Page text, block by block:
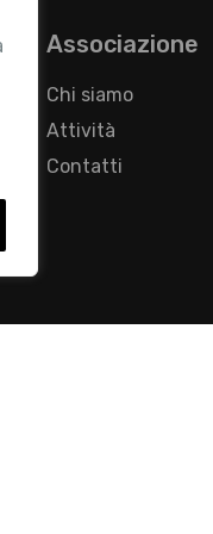
Associazione
Chi siamo
Attività
Contatti